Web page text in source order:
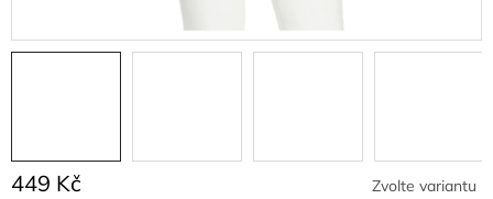
449 Kč Zvolte variantu